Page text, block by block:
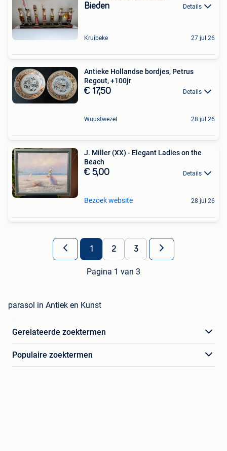
Bieden Details
Kruibeke 27 jul 26
Antieke Hollandse bordjes, Petrus
Regout, +100jr
€ 17,50 Details
Wuustwezel 28 jul 26
J. Miller (XX) - Elegant Ladies on the
Beach
€ 5,00 Details
Bezoek website 28 jul 26
1 2 3
Pagina 1 van 3
parasol in Antiek en Kunst
Gerelateerde zoektermen
Populaire zoektermen